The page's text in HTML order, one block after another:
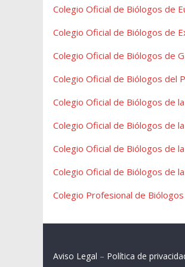
Colegio Oficial de Biólogos de
Colegio Oficial de Biólogos de
Colegio Oficial de Biólogos de
Colegio Oficial de Biólogos del
Colegio Oficial de Biólogos de
Colegio Oficial de Biólogos de
Colegio Oficial de Biólogos de
Colegio Oficial de Biólogos de
Colegio Profesional de
Aviso Legal – Política de